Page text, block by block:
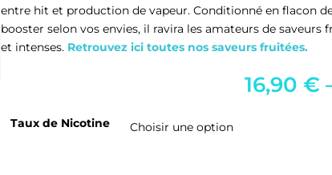
entre hit et production de vapeur. Conditionné en flacon
booster selon vos envies, il ravira les amateurs de saveurs
et intenses. Retrouvez ici toutes nos saveurs fruitées.
16,90 €
Taux de Nicotine